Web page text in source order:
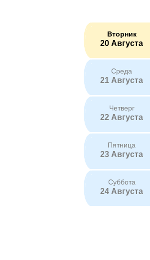
Вторник
20 Августа
Среда
21 Августа
Четверг
22 Августа
Пятница
23 Августа
Суббота
24 Августа